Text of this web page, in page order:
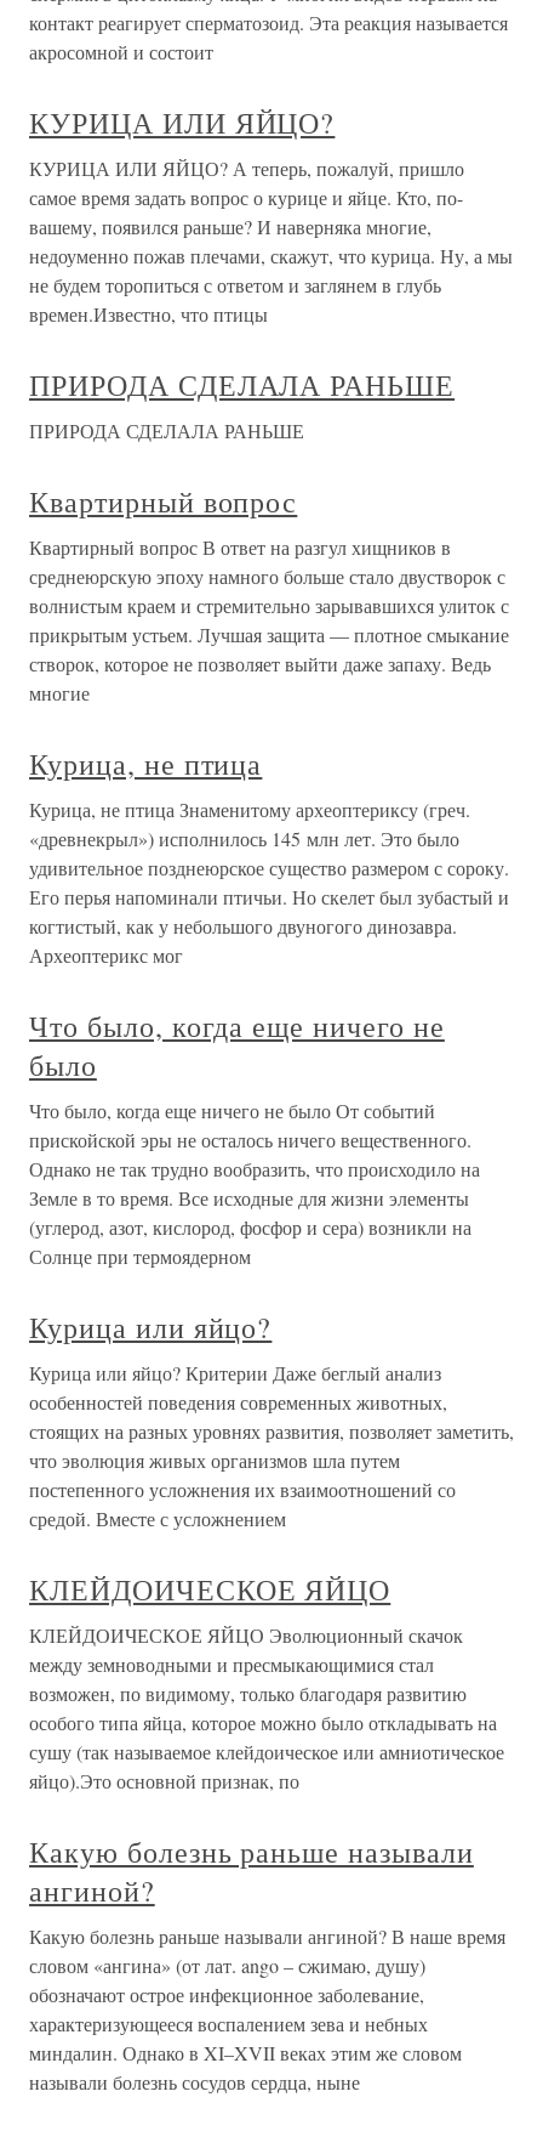
контакт реагирует сперматозоид. Эта реакция называется
акросомной и состоит
КУРИЦА ИЛИ ЯЙЦО?
КУРИЦА ИЛИ ЯЙЦО? А теперь, пожалуй, пришло
самое время задать вопрос о курице и яйце. Кто, по-
вашему, появился раньше? И наверняка многие,
недоуменно пожав плечами, скажут, что курица. Ну, а мы
не будем торопиться с ответом и заглянем в глубь
времен.Известно, что птицы
ПРИРОДА СДЕЛАЛА РАНЬШЕ
ПРИРОДА СДЕЛАЛА РАНЬШЕ
Квартирный вопрос
Квартирный вопрос В ответ на разгул хищников в
среднеюрскую эпоху намного больше стало двустворок с
волнистым краем и стремительно зарывавшихся улиток с
прикрытым устьем. Лучшая защита — плотное смыкание
створок, которое не позволяет выйти даже запаху. Ведь
многие
Курица, не птица
Курица, не птица Знаменитому археоптериксу (греч.
«древнекрыл») исполнилось 145 млн лет. Это было
удивительное позднеюрское существо размером с сороку.
Его перья напоминали птичьи. Но скелет был зубастый и
когтистый, как у небольшого двуногого динозавра.
Археоптерикс мог
Что было, когда еще ничего не
было
Что было, когда еще ничего не было От событий
прискойской эры не осталось ничего вещественного.
Однако не так трудно вообразить, что происходило на
Земле в то время. Все исходные для жизни элементы
(углерод, азот, кислород, фосфор и сера) возникли на
Солнце при термоядерном
Курица или яйцо?
Курица или яйцо? Критерии Даже беглый анализ
особенностей поведения современных животных,
стоящих на разных уровнях развития, позволяет заметить,
что эволюция живых организмов шла путем
постепенного усложнения их взаимоотношений со
средой. Вместе с усложнением
КЛЕЙДОИЧЕСКОЕ ЯЙЦО
КЛЕЙДОИЧЕСКОЕ ЯЙЦО Эволюционный скачок
между земноводными и пресмыкающимися стал
возможен, по видимому, только благодаря развитию
особого типа яйца, которое можно было откладывать на
сушу (так называемое клейдоическое или амниотическое
яйцо).Это основной признак, по
Какую болезнь раньше называли
ангиной?
Какую болезнь раньше называли ангиной? В наше время
словом «ангина» (от лат. ango – сжимаю, душу)
обозначают острое инфекционное заболевание,
характеризующееся воспалением зева и небных
миндалин. Однако в XI–XVII веках этим же словом
называли болезнь сосудов сердца, ныне